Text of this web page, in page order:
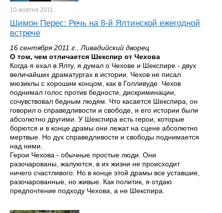
10 жовтня 2011
Шимон Перес: Речь на 8-й Ялтинской ежегодной
встрече
16 сентября 2011 г., Ливадийский дворец
О том, чем отличается Шекспир от Чехова
Когда я ехал в Ялту, я думал о Чехове и Шекспире - двух
величайших драматургах в истории. Чехов не писал
мюзиклы с хорошим концом, как в Голливуде. Чехов
поднимал голос против бедности, дискриминации,
сочувствовал бедным людям. Что касается Шекспира, он
говорил о справедливости и свободе, и его истории были
абсолютно другими. У Шекспира есть герои, которые
борются и в конце драмы они лежат на сцене абсолютно
мертвые. Но дух справедливости и свободы поднимается
над ними.
Герои Чехова - обычные простые люди. Они
разочарованы, жалуются, в их жизни не происходит
ничего счастливого. Но в конце этой драмы все уставшие,
разочарованные, но живые. Как политик, я отдаю
предпочтение подходу Чехова, а не Шекспира.